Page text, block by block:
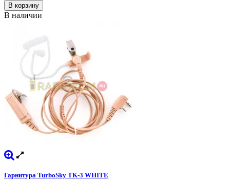
В корзину
В наличии
Гарнитура TurboSky TK-3 WHITE